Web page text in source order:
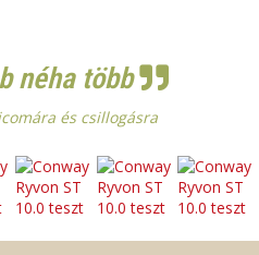
néha több
és csillogásra